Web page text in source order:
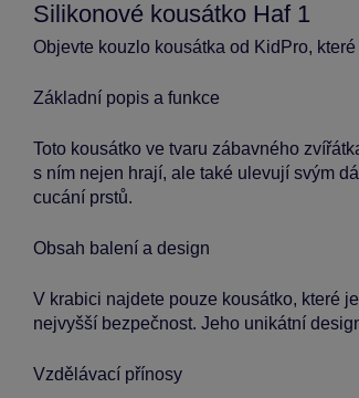
Silikonové kousátko Haf 1
Objevte kouzlo kousátka od KidPro,
Základní popis a funkce
Toto kousátko ve tvaru zábavného
s ním nejen hrají, ale také ulevují svým
cucání prstů.
Obsah balení a design
V krabici najdete pouze kousátko, které
nejvyšší bezpečnost. Jeho unikátní
Vzdělávací přínosy